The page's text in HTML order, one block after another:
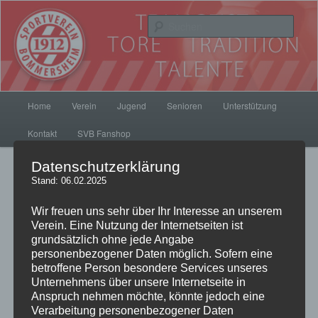
Inhalt
wechseln
SV Bommersheim 1912
Home Verein Jugend Senioren Unterstützung
Kontakt SVB Fanshop
Beitrags-
Navigation
←Zurück
Weiter ungeschlagen,
wieder kein Sieg…
Veröffentlicht am19. August 2018vonpillepalle
Datenschutzerklärung
Stand: 06.02.2025
Wir freuen uns sehr über Ihr Interesse an unserem
Verein. Eine Nutzung der Internetseiten ist
grundsätzlich ohne jede Angabe
personenbezogener Daten möglich. Sofern eine
betroffene Person besondere Services unseres
Unternehmens über unsere Internetseite in
Anspruch nehmen möchte, könnte jedoch eine
Verarbeitung personenbezogener Daten